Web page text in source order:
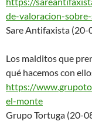
de-valoracion-
Sare Antifaxista (20-
Los malditos que
qué hacemos con
https://
el-monte
Grupo Tortuga (20-